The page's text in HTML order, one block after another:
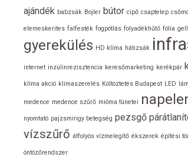
ajándék babzsák Bojler bútor cipő csaptelep
elemeskerites falfesték fogpótlás folyadékhűtő fólia
gyerekülés HD klíma hátizsák
internet inzulinrezisztencia keresőmarketing kerékpár
klíma akció klímaszerelés Költöztetés Budapest LED
medence medence szűrő mióma tünetei
nyomtató pajzsmirigy betegség pezsgő
vízszűrő átfolyós vízmelegítő ékszerek építési
öntözőrendszer